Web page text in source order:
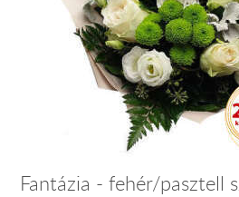
Fantázia - fehér/pasztell